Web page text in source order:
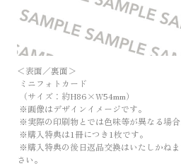
＜表面／裏面＞
ミニフォトカード
（サイズ：約H86×W54mm）
※画像はデザインイメージです。
※実際の印刷物とでは色味等が異なる場合
※購入特典は1冊につき1枚です。
※購入特典の後日返品交換はいたしかね
さい。